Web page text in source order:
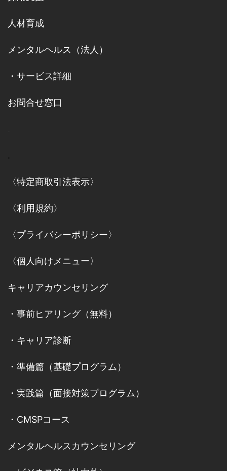
人材育成
メンタルヘルス（法人）
・ サービス詳細
お問合せ窓口
.
〈特定商取引法表示〉
〈利用規約〉
〈プライバシーポリシー〉
〈個人向けメニュー〉
キャリアカウンセリング
・ 事前ヒアリング（無料）
・ キャリア診断
・ 準備篇（基礎プログラム）
・ 実践篇（面接対策プログラム）
・ CMSPコース
メンタルヘルスカウンセリング